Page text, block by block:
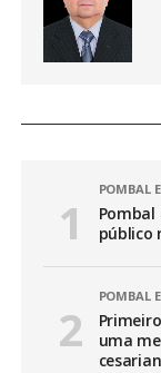
POMBAL
Pombal
público
POMBAL
uma